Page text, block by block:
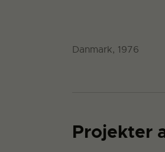
Danmark, 1976
Projekter